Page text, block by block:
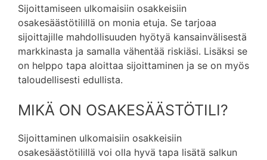
Sijoittamiseen ulkomaisiin osakkeisiin
osakesäästötilillä on monia etuja. Se tarjoaa
sijoittajille mahdollisuuden hyötyä kansainvälisestä
markkinasta ja samalla vähentää riskiäsi. Lisäksi se
on helppo tapa aloittaa sijoittaminen ja se on myös
taloudellisesti edullista.
MIKÄ ON OSAKESÄÄSTÖTILI?
Sijoittaminen ulkomaisiin osakkeisiin
osakesäästötilillä voi olla hyvä tapa lisätä salkun